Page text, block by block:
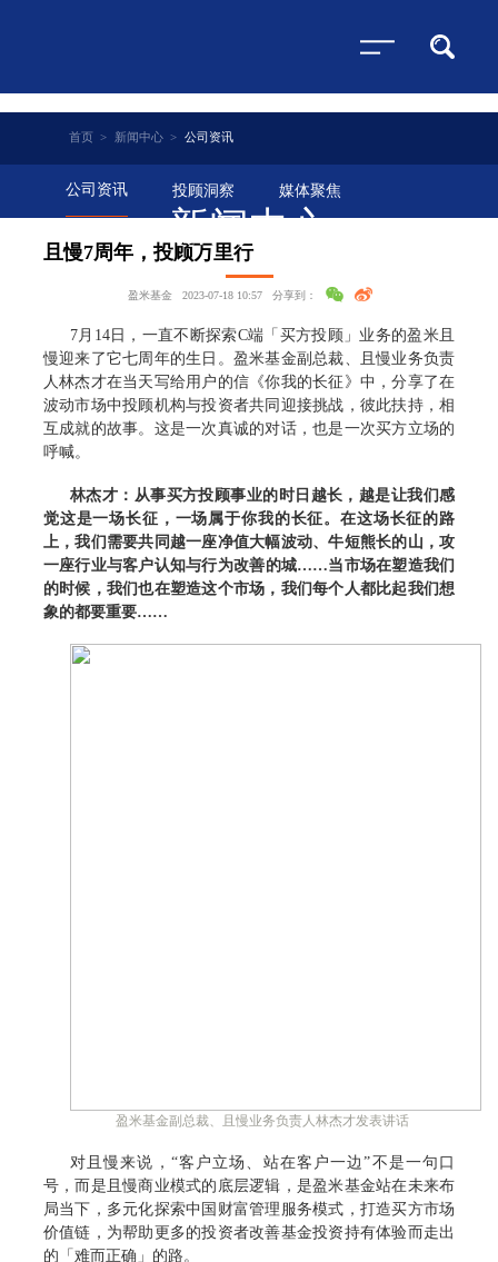
新闻中心
首页 > 新闻中心 > 公司资讯
公司资讯 投顾洞察 媒体聚焦
且慢7周年，投顾万里行
盈米基金 2023-07-18 10:57 分享到：
7月14日，一直不断探索C端「买方投顾」业务的盈米且
慢迎来了它七周年的生日。盈米基金副总裁、且慢业务负责
人林杰才在当天写给用户的信《你我的长征》中，分享了在
波动市场中投顾机构与投资者共同迎接挑战，彼此扶持，相
互成就的故事。这是一次真诚的对话，也是一次买方立场的
呼喊。
林杰才：从事买方投顾事业的时日越长，越是让我们感
觉这是一场长征，一场属于你我的长征。在这场长征的路
上，我们需要共同越一座净值大幅波动、牛短熊长的山，攻
一座行业与客户认知与行为改善的城……当市场在塑造我们
的时候，我们也在塑造这个市场，我们每个人都比起我们想
象的都要重要……
盈米基金副总裁、且慢业务负责人林杰才发表讲话
对且慢来说，“客户立场、站在客户一边”不是一句口
号，而是且慢商业模式的底层逻辑，是盈米基金站在未来布
局当下，多元化探索中国财富管理服务模式，打造买方市场
价值链，为帮助更多的投资者改善基金投资持有体验而走出
的「难而正确」的路。